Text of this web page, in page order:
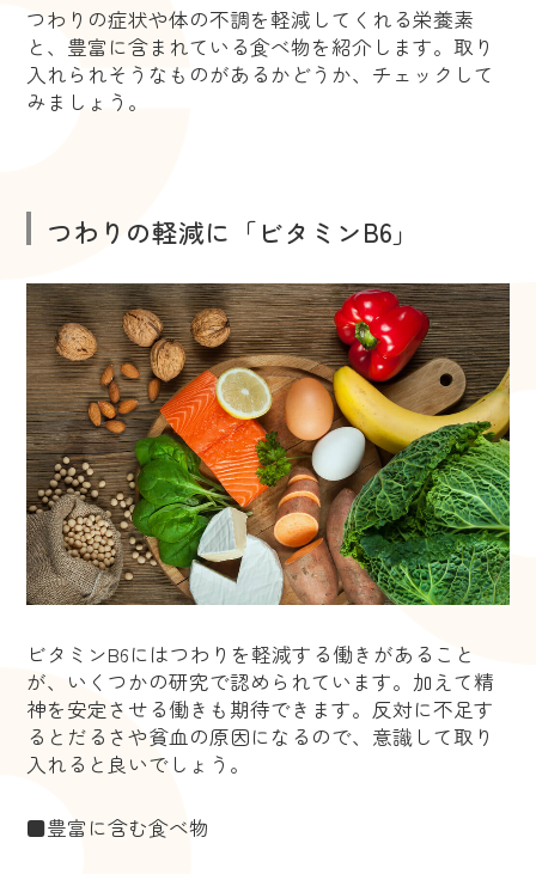
つわりの症状や体の不調を軽減してくれる栄養素
と、豊富に含まれている食べ物を紹介します。取り
入れられそうなものがあるかどうか、チェックして
みましょう。
つわりの軽減に「ビタミンB6」
ビタミンB6にはつわりを軽減する働きがあること
が、いくつかの研究で認められています。加えて精
神を安定させる働きも期待できます。反対に不足す
るとだるさや貧血の原因になるので、意識して取り
入れると良いでしょう。
■豊富に含む食べ物